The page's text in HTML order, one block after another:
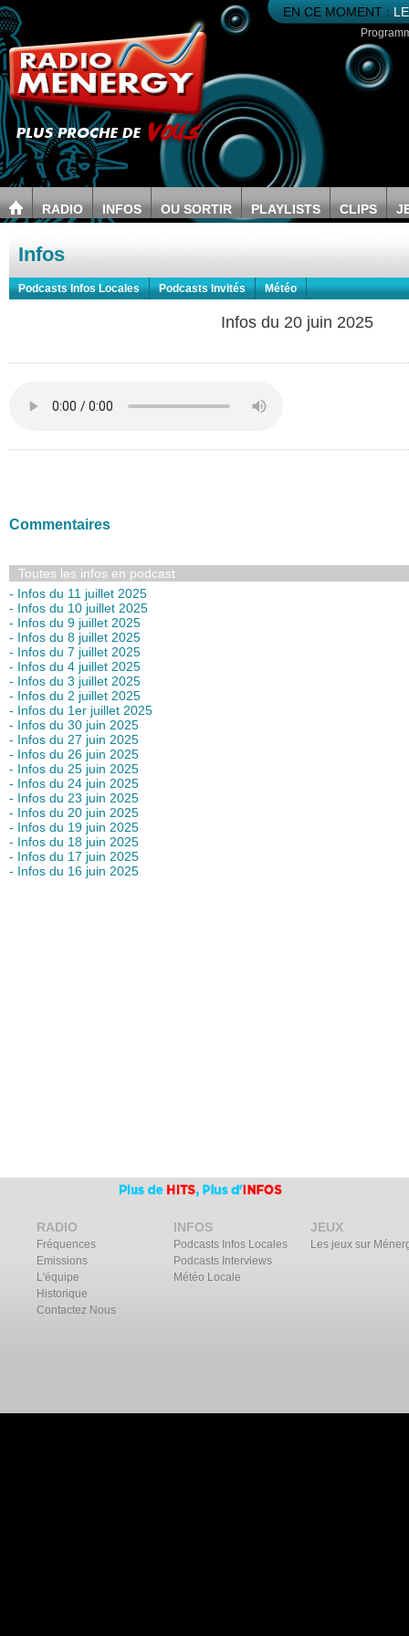
EN CE MOMENT :
RADIO INFOS OU SORTIR PLAYLISTS CLIPS
Infos
Podcasts Infos Locales Podcasts Invités Météo
Infos du 20 juin 2025
Commentaires
Toutes les infos en podcast
- Infos du 11 juillet 2025
- Infos du 10 juillet 2025
- Infos du 9 juillet 2025
- Infos du 8 juillet 2025
- Infos du 7 juillet 2025
- Infos du 4 juillet 2025
- Infos du 3 juillet 2025
- Infos du 2 juillet 2025
- Infos du 1er juillet 2025
- Infos du 30 juin 2025
- Infos du 27 juin 2025
- Infos du 26 juin 2025
- Infos du 25 juin 2025
- Infos du 24 juin 2025
- Infos du 23 juin 2025
- Infos du 20 juin 2025
- Infos du 19 juin 2025
- Infos du 18 juin 2025
- Infos du 17 juin 2025
- Infos du 16 juin 2025
RADIO
Fréquences
Emissions
L'équipe
Historique
Contactez Nous
INFOS
Podcasts Infos Locales
Podcasts Interviews
Météo Locale
JEUX
Les jeux sur